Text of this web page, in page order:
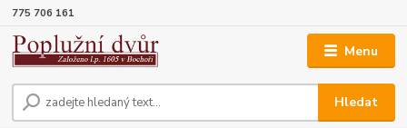
Menu
Hledat
775 706 161